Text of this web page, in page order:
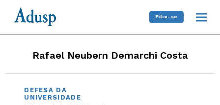
Filie-se
Rafael Neubern Demarchi Costa
DEFESA DA
UNIVERSIDADE